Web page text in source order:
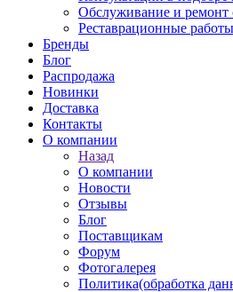
Обслуживание и ремонт
Реставрационные
Бренды
Блог
Распродажа
Новинки
Доставка
Контакты
О компании
Назад
О компании
Новости
Отзывы
Блог
Поставщикам
Форум
Фотогалерея
Политика(обработка